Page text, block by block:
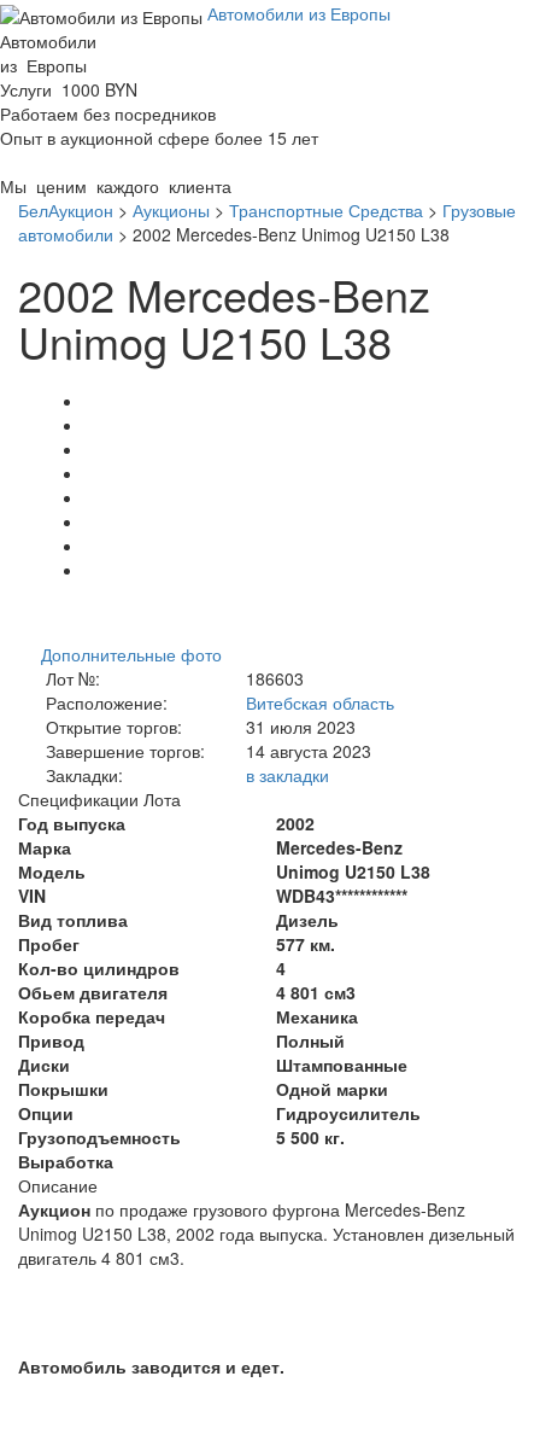
Автомобили из Европы
Автомобили
из Европы
Услуги 1000 BYN
Работаем без посредников
Опыт в аукционной сфере более 15 лет
Мы ценим каждого клиента
БелАукцион > Аукционы > Транспортные Средства > Грузовые
автомобили > 2002 Mercedes-Benz Unimog U2150 L38
2002 Mercedes-Benz
Unimog U2150 L38
Дополнительные фото
Лот №:
186603
Расположение:
Витебская область
Открытие торгов:
31 июля 2023
Завершение торгов:
14 августа 2023
Закладки:
в закладки
Спецификации Лота
Год выпуска
2002
Марка
Mercedes-Benz
Модель
Unimog U2150 L38
VIN
WDB43************
Вид топлива
Дизель
Пробег
577 км.
Кол-во цилиндров
4
Обьем двигателя
4 801 см3
Коробка передач
Механика
Привод
Полный
Диски
Штампованные
Покрышки
Одной марки
Опции
Гидроусилитель
Грузоподъемность
5 500 кг.
Выработка
Описание
Аукцион по продаже грузового фургона Mercedes-Benz
Unimog U2150 L38, 2002 года выпуска. Установлен дизельный
двигатель 4 801 см3.
Автомобиль заводится и едет.